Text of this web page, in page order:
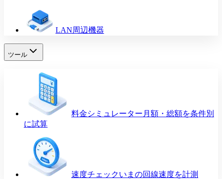
LAN周辺機器
ツール
料金シミュレーター 月額・総額を条件別
に試算
速度チェックいまの回線速度を計測